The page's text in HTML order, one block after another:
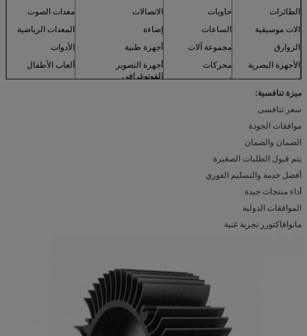
الطائرات
الات موسيقية
الزوارق
الأجهزة البصرية
أجهزة الاستشعار
عارضات ازياء
حاويات
الساعات
مجموعة آلات
محركات
أثاث المنزل
الاتصالات
إضاءة
أجهزة طبية
أجهزة التصوير
الفوتوغرافي
معدات الصوت
المعدات الرياضية
الأدوات
ألعاب الأطفال
و اكثر
ميزة تنافسية:
سعر تنافسى
موافقات الجودة
الضمان والضمان
يتم قبول الطلبات الصغيرة
أفضل خدمة والتسليم الفوري
أداء منتجات جيدة
الموافقات الدولية
مانوافاكتورر تجربة غنية